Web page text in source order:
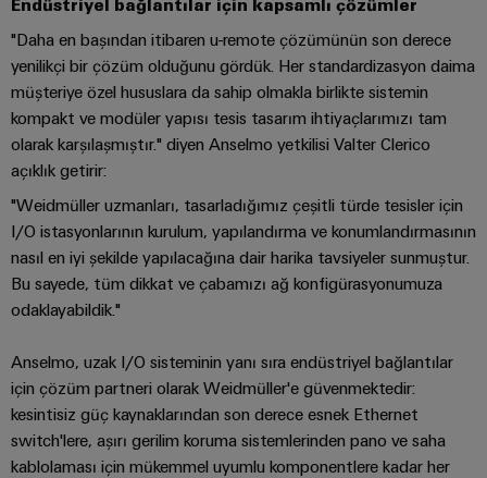
Modern
enerji
ağları
için
stabilite
ve
güvenlik
İnşaat
Altyapısı
İnşaat
altyapısının
özel
gereksinimlerine
çözümler
Pano
Yapımı
Pano
yapımı
Endüstriyel
güvenlik
Endüstriyel
hizmet
platformu
easyConnect
Enerji
yönetimi
çözümleri
IoT
Otomasyon
Yazılımı
Elektrik
kaynakları
Elektronik
muhafazalar
Yıldırım
ve
aşırı
gerilim
koruması
jeneratör
bağlantı
kutuları
Fieldbus
webinarlar
Dijital
sipariş
eShop
OCI
arabirimi
EDI
arabirimi
GENEL
BAKIŞA
Ortağınızı
bulun
Etkinlikler
ve
Fuarlar
Global
Fuarlar
ve
Etkinlikler
Dijital
Deneyim
Endüstriyel bağlantılar için kapsamlı çözümler
"Daha en başından itibaren u-remote çözümünün son derece
yenilikçi bir çözüm olduğunu gördük. Her standardizasyon daima
müşteriye özel hususlara da sahip olmakla birlikte sistemin
kompakt ve modüler yapısı tesis tasarım ihtiyaçlarımızı tam
olarak karşılaşmıştır." diyen Anselmo yetkilisi Valter Clerico
açıklık getirir:
"Weidmüller uzmanları, tasarladığımız çeşitli türde tesisler için
I/O istasyonlarının kurulum, yapılandırma ve konumlandırmasının
nasıl en iyi şekilde yapılacağına dair harika tavsiyeler sunmuştur.
Bu sayede, tüm dikkat ve çabamızı ağ konfigürasyonumuza
odaklayabildik."
Anselmo, uzak I/O sisteminin yanı sıra endüstriyel bağlantılar
için çözüm partneri olarak Weidmüller'e güvenmektedir:
kesintisiz güç kaynaklarından son derece esnek Ethernet
switch'lere, aşırı gerilim koruma sistemlerinden pano ve saha
kablolaması için mükemmel uyumlu komponentlere kadar her